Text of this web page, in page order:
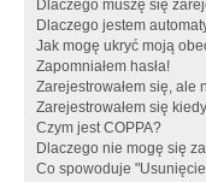
Dlaczego muszę się
Dlaczego jestem
Jak mogę ukryć moją
Zapomniałem hasła!
Zarejestrowałem się, ale
Zarejestrowałem się
Czym jest COPPA?
Dlaczego nie mogę się
Co spowoduje